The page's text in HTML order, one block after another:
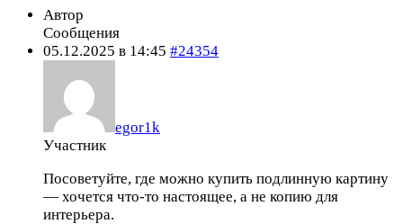
Автор
Сообщения
05.12.2025 в 14:45 #24354
egor1k
Участник
Посоветуйте, где можно купить подлинную картину
— хочется что-то настоящее, а не копию для
интерьера.